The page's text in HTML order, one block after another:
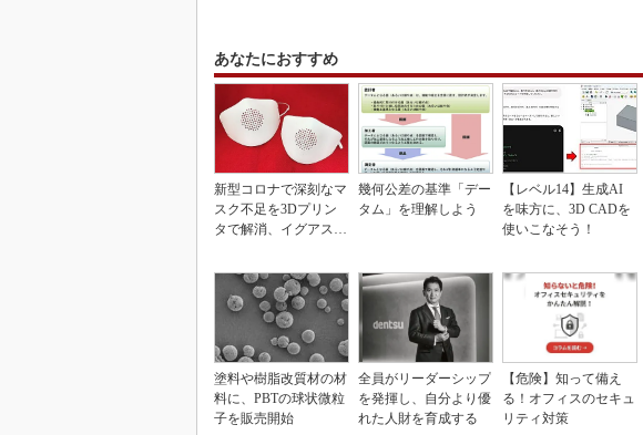
あなたにおすすめ
新型コロナで深刻なマ
スク不足を3Dプリン
タで解消、イグアスが
幾何公差の基準「デー
タム」を理解しよう
【レベル14】生成AI
を味方に、3D CADを
使いこなそう！
塗料や樹脂改質材の材
料に、PBTの球状微粒
子を販売開始
全員がリーダーシップ
を発揮し、自分より優
れた人財を育成する
【危険】知って備え
る！オフィスのセキュ
リティ対策